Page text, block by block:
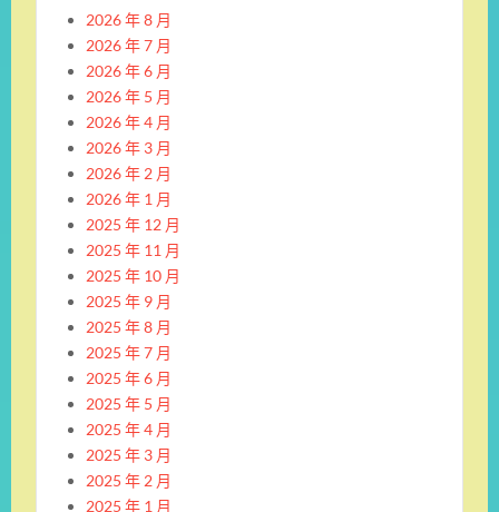
2026 年 8 月
2026 年 7 月
2026 年 6 月
2026 年 5 月
2026 年 4 月
2026 年 3 月
2026 年 2 月
2026 年 1 月
2025 年 12 月
2025 年 11 月
2025 年 10 月
2025 年 9 月
2025 年 8 月
2025 年 7 月
2025 年 6 月
2025 年 5 月
2025 年 4 月
2025 年 3 月
2025 年 2 月
2025 年 1 月